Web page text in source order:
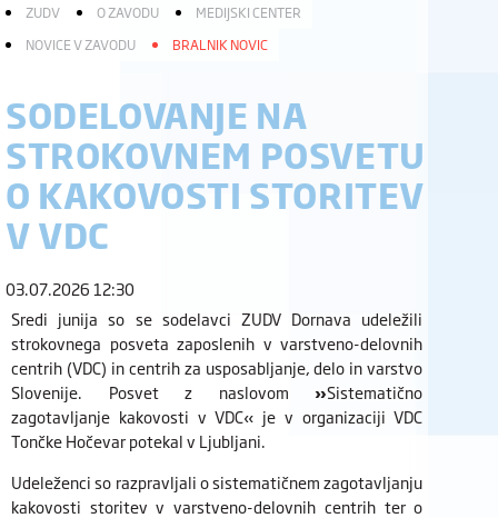
ZUDV O ZAVODU
MEDIJSKI CENTER
NOVICE V ZAVODU
BRALNIK NOVIC
SODELOVANJE NA
STROKOVNEM POSVETU
O KAKOVOSTI STORITEV
V VDC
03.07.2026 12:30
Sredi junija so se sodelavci ZUDV Dornava udeležili
strokovnega posveta zaposlenih v varstveno-delovnih
centrih (VDC) in centrih za usposabljanje, delo in varstvo
Slovenije. Posvet z naslovom »Sistematično
zagotavljanje kakovosti v VDC« je v organizaciji VDC
Tončke Hočevar potekal v Ljubljani.
Udeleženci so razpravljali o sistematičnem zagotavljanju
kakovosti storitev v varstveno-delovnih centrih ter o